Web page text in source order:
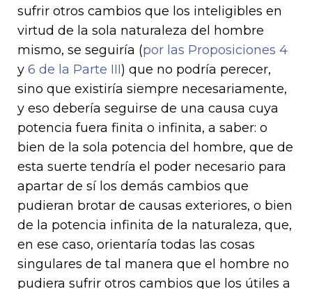
sufrir otros cambios que los inteligibles en
virtud de la sola naturaleza del hombre
mismo, se seguiría (por las Proposiciones 4
y 6 de la Parte III) que no podría perecer,
sino que existiría siempre necesariamente,
y eso debería seguirse de una causa cuya
potencia fuera finita o infinita, a saber: o
bien de la sola potencia del hombre, que de
esta suerte tendría el poder necesario para
apartar de sí los demás cambios que
pudieran brotar de causas exteriores, o bien
de la potencia infinita de la naturaleza, que,
en ese caso, orientaría todas las cosas
singulares de tal manera que el hombre no
pudiera sufrir otros cambios que los útiles a